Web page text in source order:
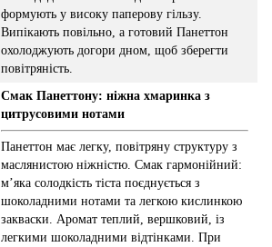
формують у високу паперову гільзу.
Випікають повільно, а готовий Панеттон
охолоджують догори дном, щоб зберегти
повітряність.
Смак Панеттону: ніжна хмаринка з
цитрусовими нотами
Панеттон має легку, повітряну структуру з
маслянистою ніжністю. Смак гармонійний:
м’яка солодкість тіста поєднується з
шоколадними нотами та легкою кислинкою
закваски. Аромат теплий, вершковий, із
легкими шоколадними відтінками. При